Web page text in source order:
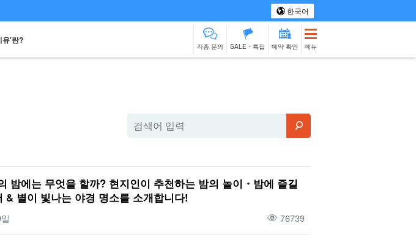
한국어
유'란?
각종 문의 SALE・특집 예약 확인 메뉴
물건 판매
밤에는 무엇을 할까? 현지인이 추천하는 밤의 놀이・밤에 즐길
& 별이 빛나는 야경 명소를 소개합니다!
76739